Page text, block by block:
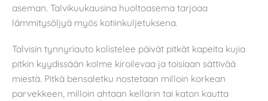
aseman. Talvikuukausina huoltoasema tarjoaa
lämmitysöljyä myös kotiinkuljetuksena.
Talvisin tynnyriauto kolistelee päivät pitkät kapeita kujia
pitkin kyydissään kolme kiroilevaa ja toisiaan sättivää
miestä. Pitkä bensaletku nostetaan milloin korkean
parvekkeen, milloin ahtaan kellarin tai katon kautta